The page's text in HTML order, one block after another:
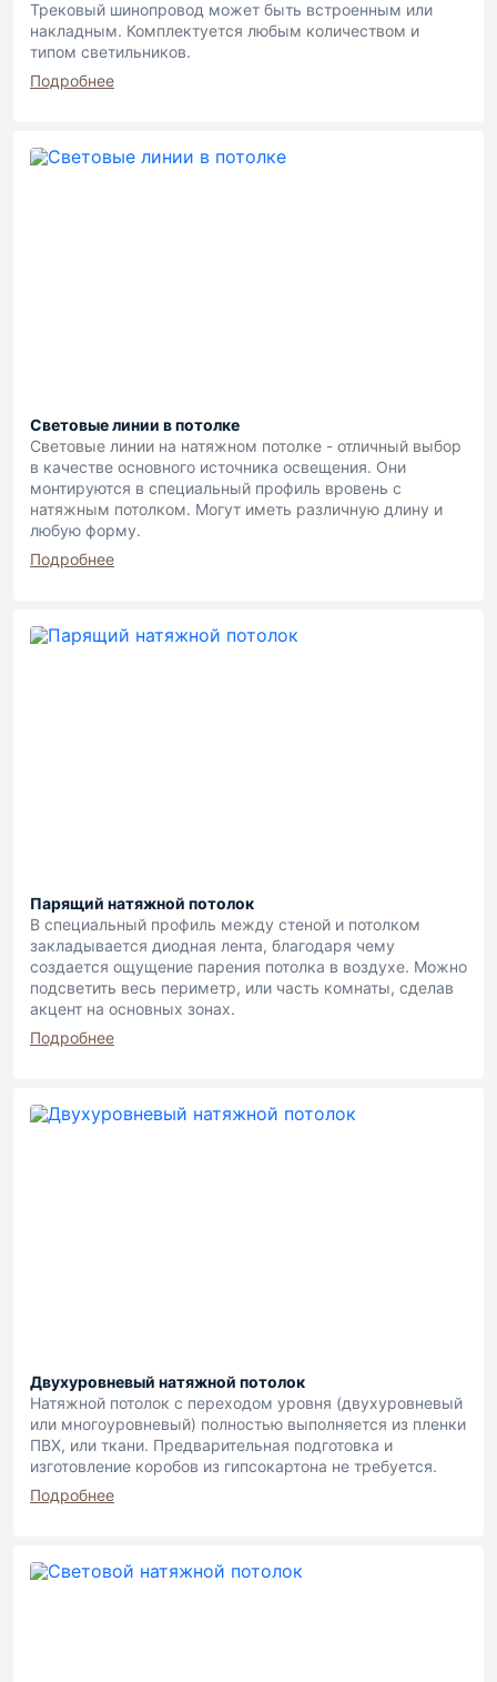
Трековый шинопровод может быть встроенным или
накладным. Комплектуется любым количеством и
типом светильников.
Подробнее
Световые линии в потолке
Световые линии на натяжном потолке - отличный выбор
в качестве основного источника освещения. Они
монтируются в специальный профиль вровень с
натяжным потолком. Могут иметь различную длину и
любую форму.
Подробнее
Парящий натяжной потолок
В специальный профиль между стеной и потолком
закладывается диодная лента, благодаря чему
создается ощущение парения потолка в воздухе. Можно
подсветить весь периметр, или часть комнаты, сделав
акцент на основных зонах.
Подробнее
Двухуровневый натяжной потолок
Натяжной потолок с переходом уровня (двухуровневый
или многоуровневый) полностью выполняется из пленки
ПВХ, или ткани. Предварительная подготовка и
изготовление коробов из гипсокартона не требуется.
Подробнее